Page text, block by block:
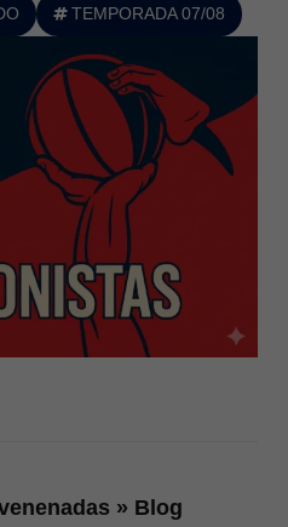
TEMPORADA 07/08
» Blog